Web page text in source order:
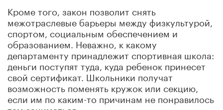
Кроме того, закон позволит снять
межотраслевые барьеры между физкультурой,
спортом, социальным обеспечением и
образованием. Неважно, к какому
департаменту принадлежит спортивная школа:
деньги поступят туда, куда ребенок принесет
свой сертификат. Школьники получат
возможность поменять кружок или секцию,
если им по каким-то причинам не понравилось